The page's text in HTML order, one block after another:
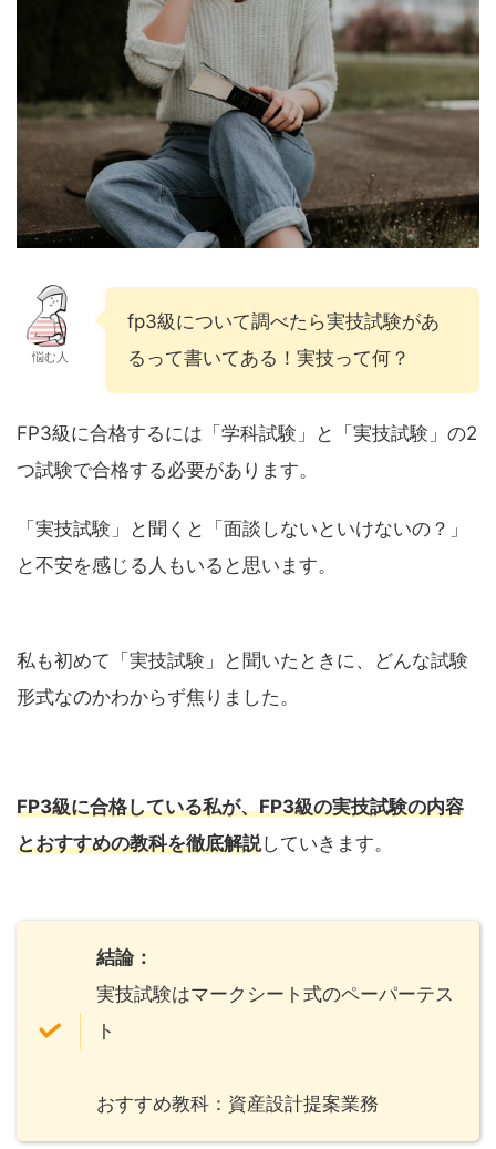
悩む人
fp3級について調べたら実技試験があ
るって書いてある！実技って何？
FP3級に合格するには「学科試験」と「実技試験」の2
つ試験で合格する必要があります。
「実技試験」と聞くと「面談しないといけないの？」
と不安を感じる人もいると思います。
私も初めて「実技試験」と聞いたときに、どんな試験
形式なのかわからず焦りました。
FP3級に合格している私が、FP3級の実技試験の内容
とおすすめの教科を徹底解説していきます。
結論：
実技試験はマークシート式のペーパーテス
ト
おすすめ教科：資産設計提案業務